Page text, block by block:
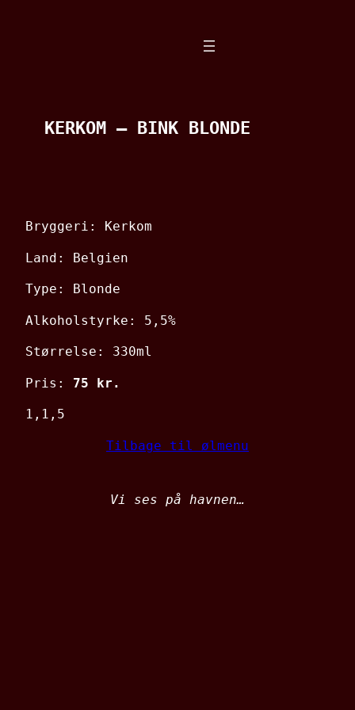
KERKOM – BINK BLONDE
Bryggeri: Kerkom
Land: Belgien
Type: Blonde
Alkoholstyrke: 5,5%
Størrelse: 330ml
Pris: 75 kr.
1,1,5
Tilbage til ølmenu
Vi ses på havnen…